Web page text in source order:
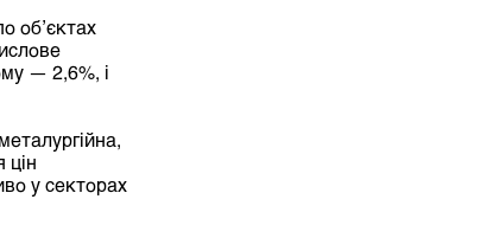
об’єктах
— 2,6%, і
цін
у секторах